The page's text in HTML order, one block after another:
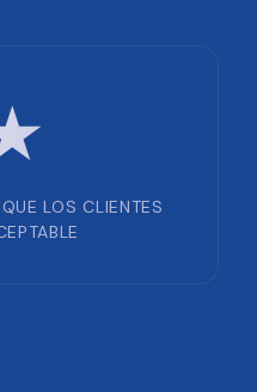
LOS CLIENTES